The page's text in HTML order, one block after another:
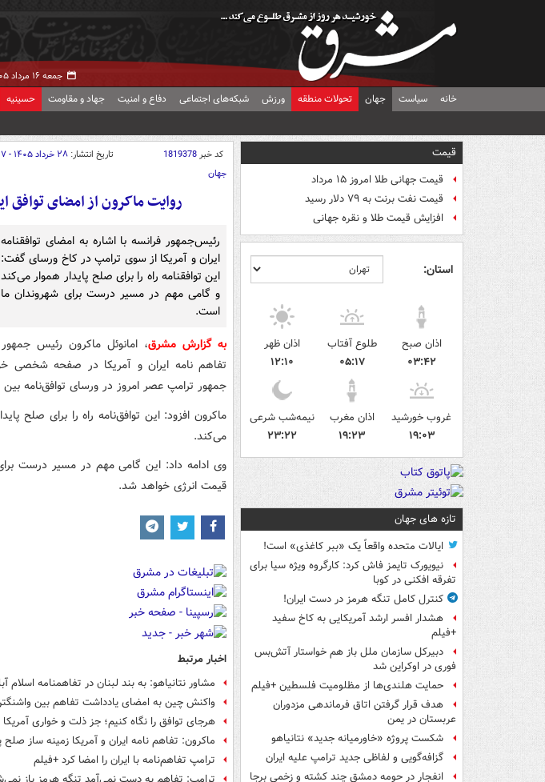
جمعه ۱۶ مرداد ۱۴۰۵ -
خانه سیاست جهان تحولات منطقه ورزش شبکه‌های اجتماعی دفاع و امنیت جهاد و مقاومت حسینیه
قیمت
قیمت جهانی طلا امروز ۱۵ مرداد
قیمت نفت برنت به ۷۹ دلار رسید
افزایش قیمت طلا و نقره جهانی
استان:
اذان صبح
۰۳:۴۲
طلوع آفتاب
۰۵:۱۷
اذان ظهر
۱۲:۱۰
غروب خورشید
۱۹:۰۳
اذان مغرب
۱۹:۲۳
نیمه‌شب شرعی
۲۳:۲۲
تازه های جهان
ایالات متحده واقعاً یک «ببر کاغذی» است!
نیویورک تایمز فاش کرد: کارگروه ویژه سیا برای
تفرقه افکنی در کوبا
کنترل کامل تنگه هرمز در دست ایران!
هشدار افسر ارشد آمریکایی به کاخ سفید
+فیلم
دبیرکل سازمان ملل باز هم خواستار آتش‌بس
فوری در اوکراین شد
حمایت هلندی‌ها از مظلومیت فلسطین +فیلم
هدف قرار گرفتن اتاق‌ فرماندهی مزدوران
عربستان در یمن
شکست پروژه «خاورمیانه جدید» نتانیاهو
گزافه‌گویی و لفاظی جدید ترامپ علیه ایران
انفجار در حومه دمشق چند کشته و زخمی برجا
کد خبر1819378 تاریخ انتشار: ۲۸ خرداد ۱۴۰۵ - ۱۱:۲۷
جهان
روایت ماکرون از امضای توافق
رئیس‌جمهور فرانسه با اشاره به امضای توافقنامه
ایران و آمریکا از سوی ترامپ در کاخ ورسای گفت:
این توافقنامه راه را برای صلح پایدار هموار می‌کند
و گامی مهم در مسیر درست برای شهروندان ما
است.
به گزارش مشرق،‌ امانوئل ماکرون رئیس
تفاهم نامه ایران و آمریکا در صفحه
جمهور ترامپ عصر امروز در ورسای توافق‌نامه بین
ماکرون افزود: این توافق‌نامه راه را برای صلح
می‌کند.
وی ادامه داد: این گامی مهم در مسیر درست
قیمت انرژی خواهد شد.
اخبار مرتبط
مشاور نتانیاهو: به بند لبنان در تفاهمنامه اسلام
واکنش چین به امضای یادداشت تفاهم بین
هرجای توافق را نگاه کنیم؛ جز ذلت و خواری آمریکا
ماکرون: تفاهم نامه ایران و آمریکا زمینه ساز صلح
ترامپ تفاهم‌نامه با ایران را امضا کرد +فیلم